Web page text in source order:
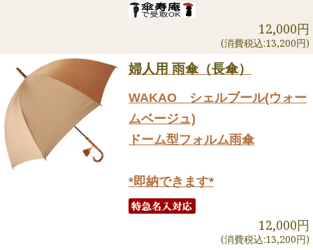
12,000円
(消費税込:13,200円)
婦人用 雨傘（長傘）
WAKAO シェルブール(ウォー
ムベージュ)
ドーム型フォルム雨傘
*即納できます*
12,000円
(消費税込:13,200円)